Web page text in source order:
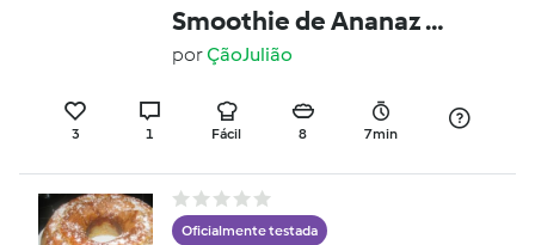
Smoothie de Ananaz e
Goji
porÇãoJulião
3 1 Fácil 8 7min
Oficialmente testada